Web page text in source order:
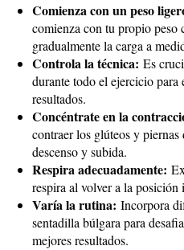
Comienza con un peso
comienza con tu propio peso
gradualmente la carga a
Controla la técnica: Es
durante todo el ejercicio
resultados.
Concéntrate en la
contraer los glúteos y
descenso y subida.
Respira adecuadamente:
respira al volver a la posición
Varía la rutina: Incorpora
sentadilla búlgara para
mejores resultados.